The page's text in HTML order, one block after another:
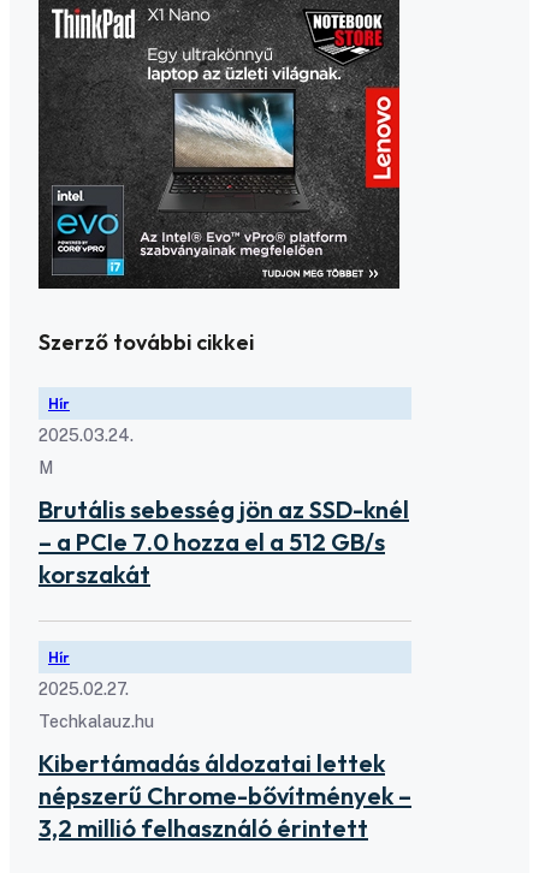
Szerző további cikkei
Hír
2025.03.24.
M
Brutális sebesség jön az SSD-knél
– a PCIe 7.0 hozza el a 512 GB/s
korszakát
Hír
2025.02.27.
Techkalauz.hu
Kibertámadás áldozatai lettek
népszerű Chrome-bővítmények –
3,2 millió felhasználó érintett